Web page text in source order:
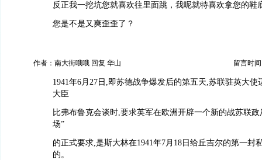
反正我一挖坑您就喜欢往里面跳，我呢就特喜欢拿您的鞋
您是不是又爽歪歪了？
作者：南大街哦哦 回复 华山 留言时间
1941年6月27日,即苏德战争爆发后的第五天,苏联驻英大使
大臣
比弗布鲁克会谈时,要求英军在欧洲开辟一个新的战苏联
场”
的正式要求,是斯大林在1941年7月18日给丘吉尔的第一封
的。